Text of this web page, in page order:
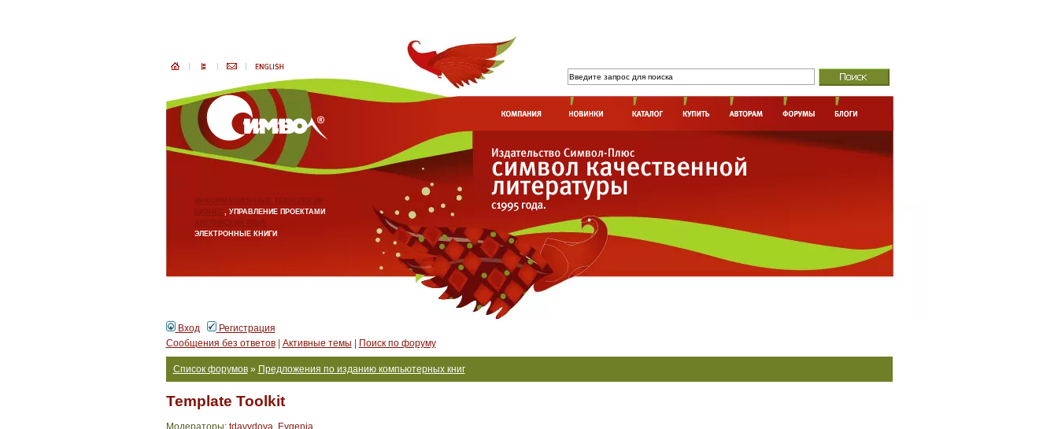
ИНФОРМАЦИОННЫЕ ТЕХНОЛОГИИ
БИЗНЕС, УПРАВЛЕНИЕ ПРОЕКТАМИ
АНГЛИЙСКИЙ ЯЗЫК
ЭЛЕКТРОННЫЕ КНИГИ
Вход
Регистрация
Сообщения без ответов| Активные темы Поиск по форуму
Список форумов» Предложения по изданию компьютерных книг
Template Toolkit
Модераторы: tdavydova, Evgenia